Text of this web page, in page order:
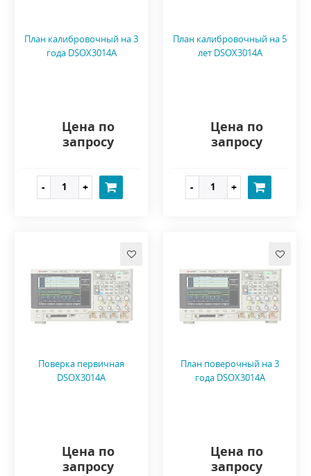
План калибровочный на 3
года DSOX3014A
Цена по
запросу
План калибровочный на 5
лет DSOX3014A
Цена по
запросу
Поверка первичная
DSOX3014A
Цена по
запросу
План поверочный на 3
года DSOX3014A
Цена по
запросу